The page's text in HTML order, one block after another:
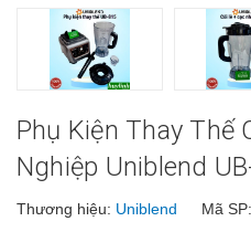
Phụ Kiện Thay Thế
Nghiệp Uniblend
Thương hiệu: Uniblend Mã SP: